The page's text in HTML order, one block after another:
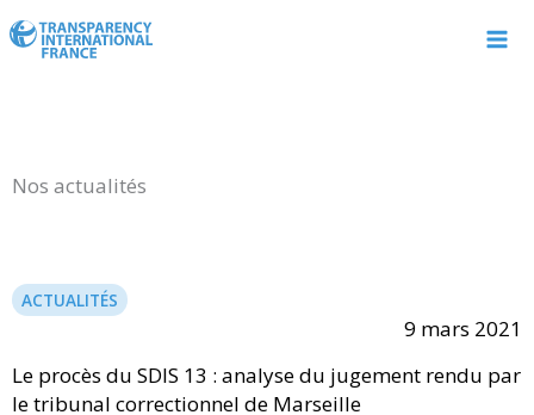
au
Nos actualités
ACTUALITÉS
9 mars 2021
Le procès du SDIS 13 : analyse du jugement rendu par
le tribunal correctionnel de Marseille